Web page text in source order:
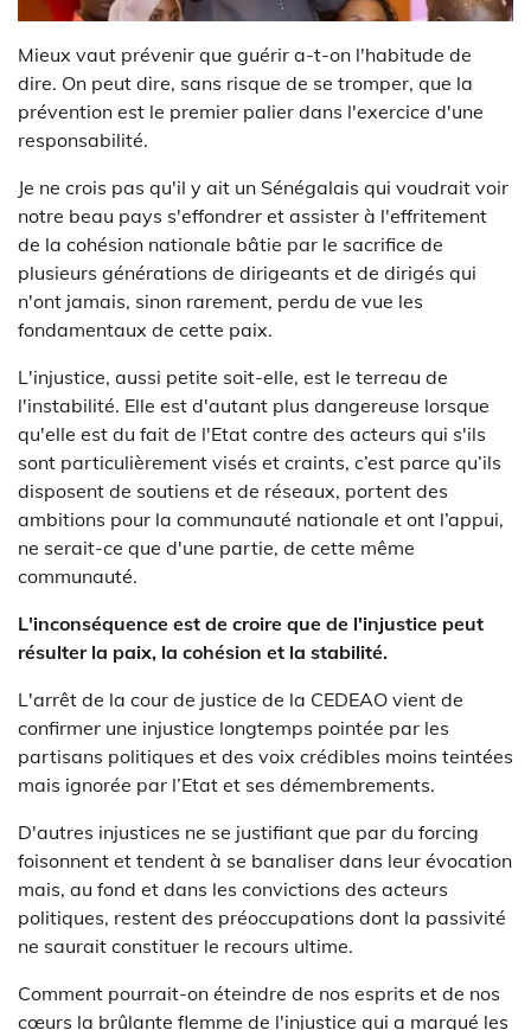
Mieux vaut prévenir que guérir a-t-on l'habitude de
dire. On peut dire, sans risque de se tromper, que la
prévention est le premier palier dans l'exercice d'une
responsabilité.
Je ne crois pas qu'il y ait un Sénégalais qui voudrait voir
notre beau pays s'effondrer et assister à l'effritement
de la cohésion nationale bâtie par le sacrifice de
plusieurs générations de dirigeants et de dirigés qui
n'ont jamais, sinon rarement, perdu de vue les
fondamentaux de cette paix.
L'injustice, aussi petite soit-elle, est le terreau de
l'instabilité. Elle est d'autant plus dangereuse lorsque
qu'elle est du fait de l'Etat contre des acteurs qui s'ils
sont particulièrement visés et craints, c’est parce qu’ils
disposent de soutiens et de réseaux, portent des
ambitions pour la communauté nationale et ont l’appui,
ne serait-ce que d'une partie, de cette même
communauté.
L'inconséquence est de croire que de l'injustice peut
résulter la paix, la cohésion et la stabilité.
L'arrêt de la cour de justice de la CEDEAO vient de
confirmer une injustice longtemps pointée par les
partisans politiques et des voix crédibles moins teintées
mais ignorée par l’Etat et ses démembrements.
D'autres injustices ne se justifiant que par du forcing
foisonnent et tendent à se banaliser dans leur évocation
mais, au fond et dans les convictions des acteurs
politiques, restent des préoccupations dont la passivité
ne saurait constituer le recours ultime.
Comment pourrait-on éteindre de nos esprits et de nos
cœurs la brûlante flemme de l'injustice qui a marqué les